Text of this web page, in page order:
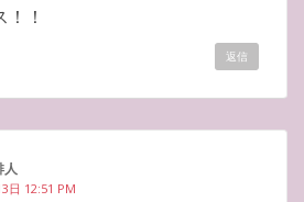
！
返信
人
日 12:51 PM